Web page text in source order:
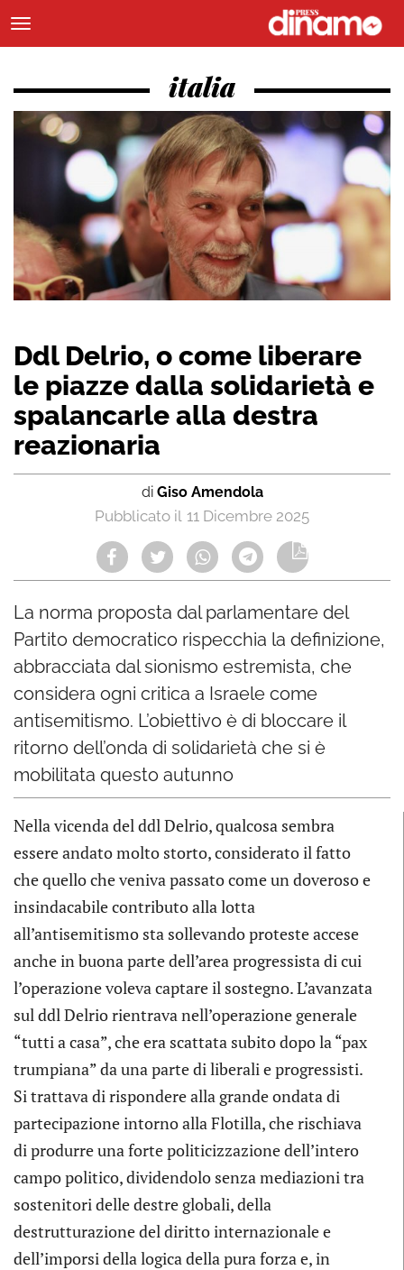
italia
Ddl Delrio, o come liberare
le piazze dalla solidarietà e
spalancarle alla destra
reazionaria
di Giso Amendola
11 Dicembre 2025
La norma proposta dal parlamentare del
Partito democratico rispecchia la definizione,
abbracciata dal sionismo estremista, che
considera ogni critica a Israele come
antisemitismo. L’obiettivo è di bloccare il
ritorno dell’onda di solidarietà che si è
mobilitata questo autunno
Nella vicenda del ddl Delrio, qualcosa sembra
essere andato molto storto, considerato il fatto
che quello che veniva passato come un doveroso e
insindacabile contributo alla lotta
all’antisemitismo sta sollevando proteste accese
anche in buona parte dell’area progressista di cui
l’operazione voleva captare il sostegno. L’avanzata
sul ddl Delrio rientrava nell’operazione generale
“tutti a casa”, che era scattata subito dopo la “pax
trumpiana” da una parte di liberali e progressisti.
Si trattava di rispondere alla grande ondata di
partecipazione intorno alla Flotilla, che rischiava
di produrre una forte politicizzazione dell’intero
campo politico, dividendolo senza mediazioni tra
sostenitori delle destre globali, della
destrutturazione del diritto internazionale e
dell’imporsi della logica della pura forza e, in